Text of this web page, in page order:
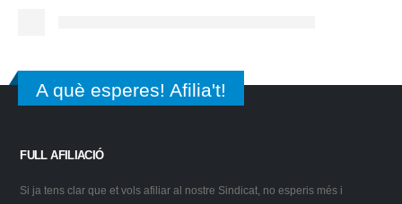
A què esperes! Afilia't!
FULL AFILIACIÓ
Si ja tens clar que et vols afiliar al nostre Sindicat, no esperis més i